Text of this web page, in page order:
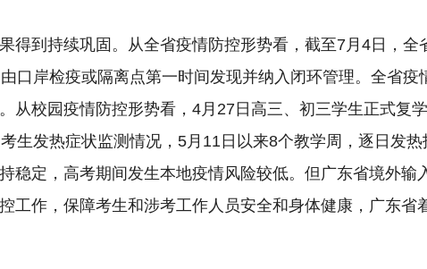
到持续巩固。从全省疫情防控形势看，截至7月4日，全
口岸检疫或隔离点第一时间发现并纳入闭环管理。全省疫
从校园疫情防控形势看，4月27日高三、初三学生正式复
生发热症状监测情况，5月11日以来8个教学周，逐日发
稳定，高考期间发生本地疫情风险较低。但广东省境外输
工作，保障考生和涉考工作人员安全和身体健康，广东省